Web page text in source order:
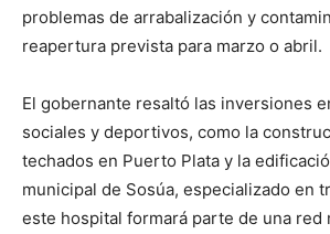
problemas de arrabalización y
reapertura prevista para marzo o abril.
El gobernante resaltó las inversiones
sociales y deportivos, como la
techados en Puerto Plata y la
municipal de Sosúa, especializado en
este hospital formará parte de una red